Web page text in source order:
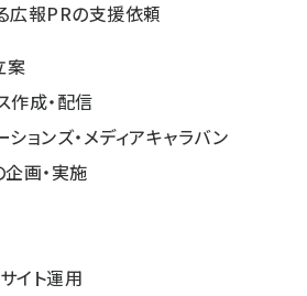
広報PRの支援依頼
案
作成・配信
ションズ・メディアキャラバン
画・実施
イト運用